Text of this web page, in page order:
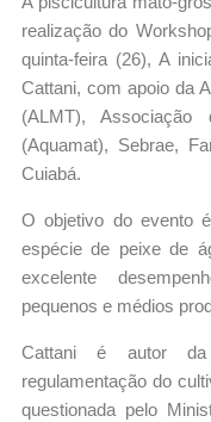
realização do
quinta-feira (26), A
Cattani, com apoio da
(ALMT),
(Aquamat), Sebrae,
Cuiabá.
O objetivo do evento
espécie de peixe de
excelente
pequenos e médios
Cattani é autor
regulamentação do
questionada pelo